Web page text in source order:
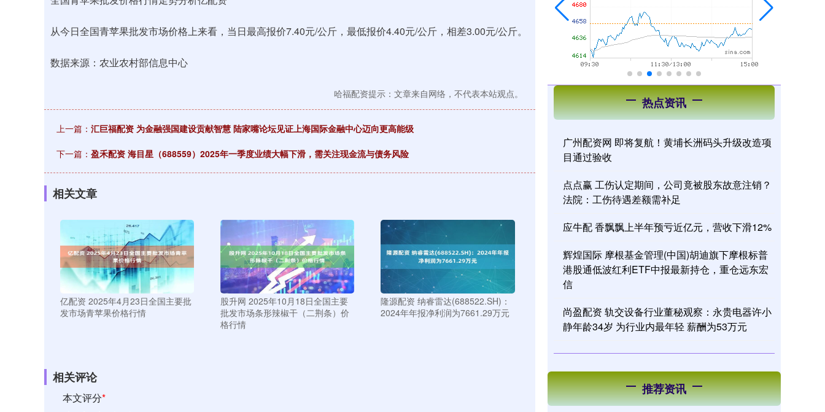
从今日全国青苹果批发市场价格上来看，当日最高报价7.40元/公斤，最低报价4.40元/公斤，相差3.00元/公斤。
数据来源：农业农村部信息中心
哈福配资提示：文章来自网络，不代表本站观点。
上一篇： 汇巨福配资 为金融强国建设贡献智慧 陆家嘴论坛见证上海国际金融中心迈向更高能级
下一篇： 盈禾配资 海目星（688559）2025年一季度业绩大幅下滑，需关注现金流与债务风险
相关文章
亿配资 2025年4月23日全国主要批
发市场青苹果价格行情
股升网 2025年10月18日全国主要
批发市场条形辣椒干（二荆条）价
格行情
隆源配资 纳睿雷达(688522.SH)：
2024年年报净利润为7661.29万元
相关评论
本文评分*
热点资讯
广州配资网 即将复航！黄埔长洲码头升级改造项
目通过验收
点点赢 工伤认定期间，公司竟被股东故意注销？
法院：工伤待遇差额需补足
应牛配 香飘飘上半年预亏近亿元，营收下滑12%
辉煌国际 摩根基金管理(中国)胡迪旗下摩根标普
港股通低波红利ETF中报最新持仓，重仓远东宏
信
尚盈配资 轨交设备行业董秘观察：永贵电器许小
静年龄34岁 为行业内最年轻 薪酬为53万元
推荐资讯